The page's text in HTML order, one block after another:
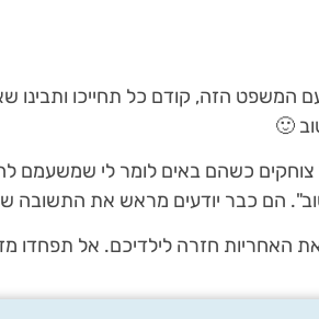
הזה, קודם כל תחייכו ותבינו
🙂
צוחקים כשהם באים לומר לי שמשעמם
הם כבר יודעים מראש את התשובה
האחריות חזרה לילדיכם. אל תפחדו